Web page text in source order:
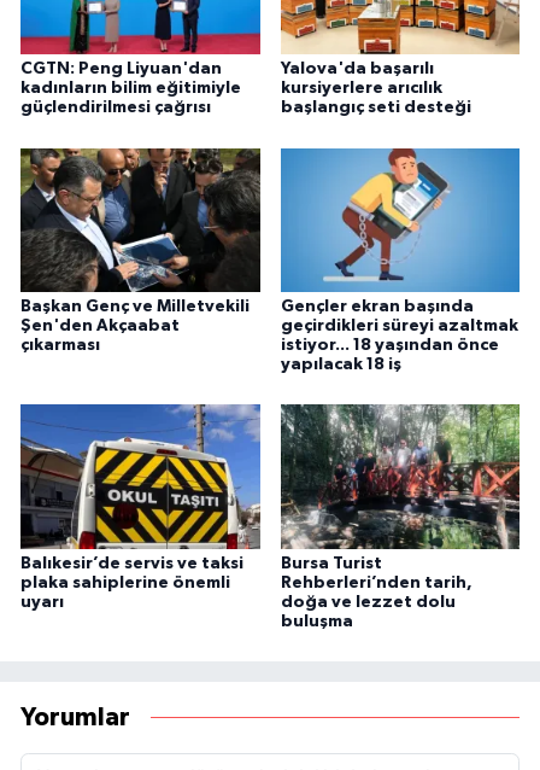
CGTN: Peng Liyuan'dan
kadınların bilim eğitimiyle
güçlendirilmesi çağrısı
Yalova'da başarılı
kursiyerlere arıcılık
başlangıç seti desteği
Başkan Genç ve Milletvekili
Şen'den Akçaabat
çıkarması
Gençler ekran başında
geçirdikleri süreyi azaltmak
istiyor... 18 yaşından önce
yapılacak 18 iş
Balıkesir’de servis ve taksi
plaka sahiplerine önemli
uyarı
Bursa Turist
Rehberleri’nden tarih,
doğa ve lezzet dolu
buluşma
Yorumlar